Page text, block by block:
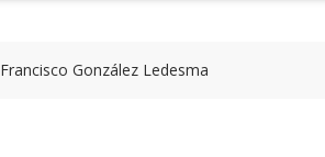
Francisco González Ledesma